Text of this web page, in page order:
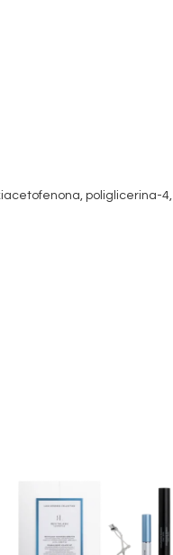
poliglicerina-4,